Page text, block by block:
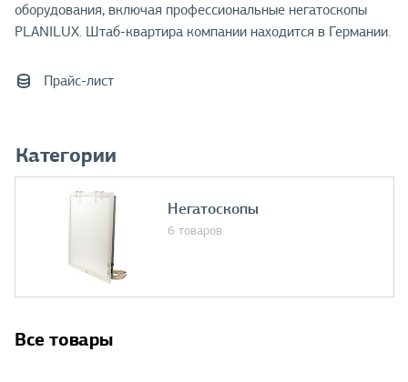
оборудования, включая профессиональные негатоскопы
PLANILUX. Штаб-квартира компании находится в Германии.
Прайс-лист
Категории
Негатоскопы
6 товаров
Все товары